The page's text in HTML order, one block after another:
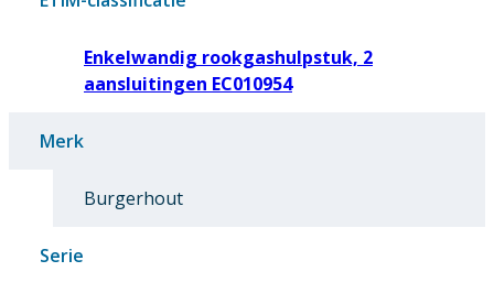
Enkelwandig rookgashulpstuk, 2
aansluitingen EC010954
Merk
Burgerhout
Serie